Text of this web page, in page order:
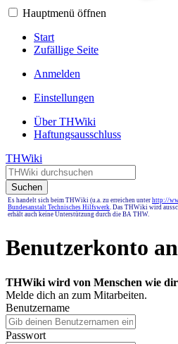
Hauptmenü öffnen
Start
Zufällige Seite
Anmelden
Einstellungen
Über THWiki
Haftungsausschluss
THWiki
Suchen
Es handelt sich beim THWiki (u.a. zu erreichen unter http://
Bundesanstalt Technisches Hilfswerk. Das THWiki wird
erhält auch keine Unterstützung durch die BA THW.
Benutzerkonto
THWiki wird von Menschen wie dir
Melde dich an zum Mitarbeiten.
Benutzername
Passwort